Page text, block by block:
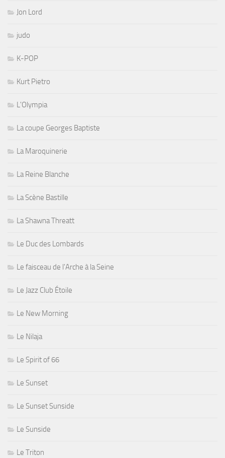
Jon Lord
judo
K-POP
Kurt Pietro
L'Olympia
La coupe Georges Baptiste
La Maroquinerie
La Reine Blanche
La Scène Bastille
La Shawna Threatt
Le Duc des Lombards
Le faisceau de l'Arche à la Seine
Le Jazz Club Étoile
Le New Morning
Le Nilaja
Le Spirit of 66
Le Sunset
Le Sunset Sunside
Le Sunside
Le Triton